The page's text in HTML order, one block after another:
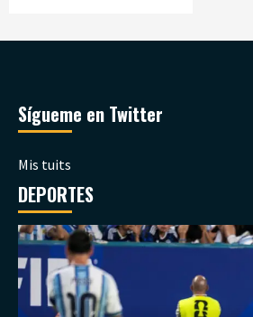
Sígueme en Twitter
Mis tuits
DEPORTES